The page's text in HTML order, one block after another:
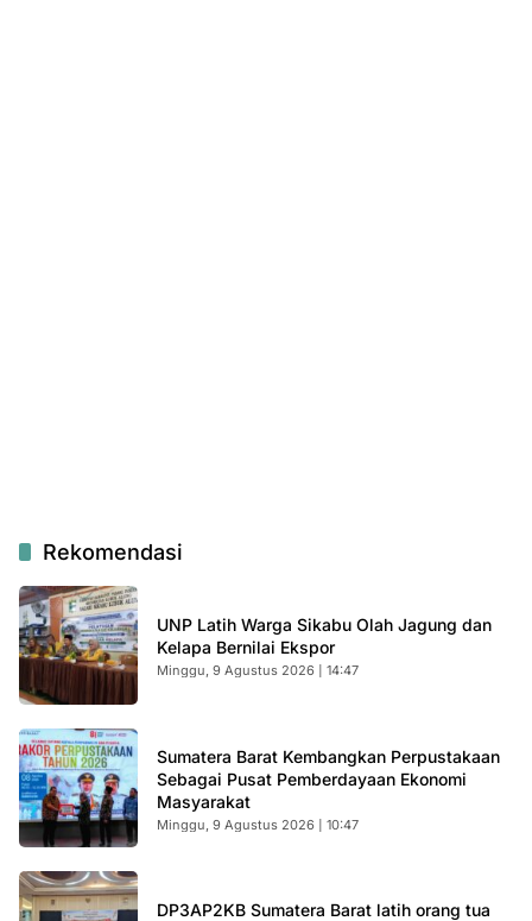
Rekomendasi
UNP Latih Warga Sikabu Olah Jagung dan
Kelapa Bernilai Ekspor
Minggu, 9 Agustus 2026 | 14:47
Sumatera Barat Kembangkan Perpustakaan
Sebagai Pusat Pemberdayaan Ekonomi
Masyarakat
Minggu, 9 Agustus 2026 | 10:47
DP3AP2KB Sumatera Barat latih orang tua